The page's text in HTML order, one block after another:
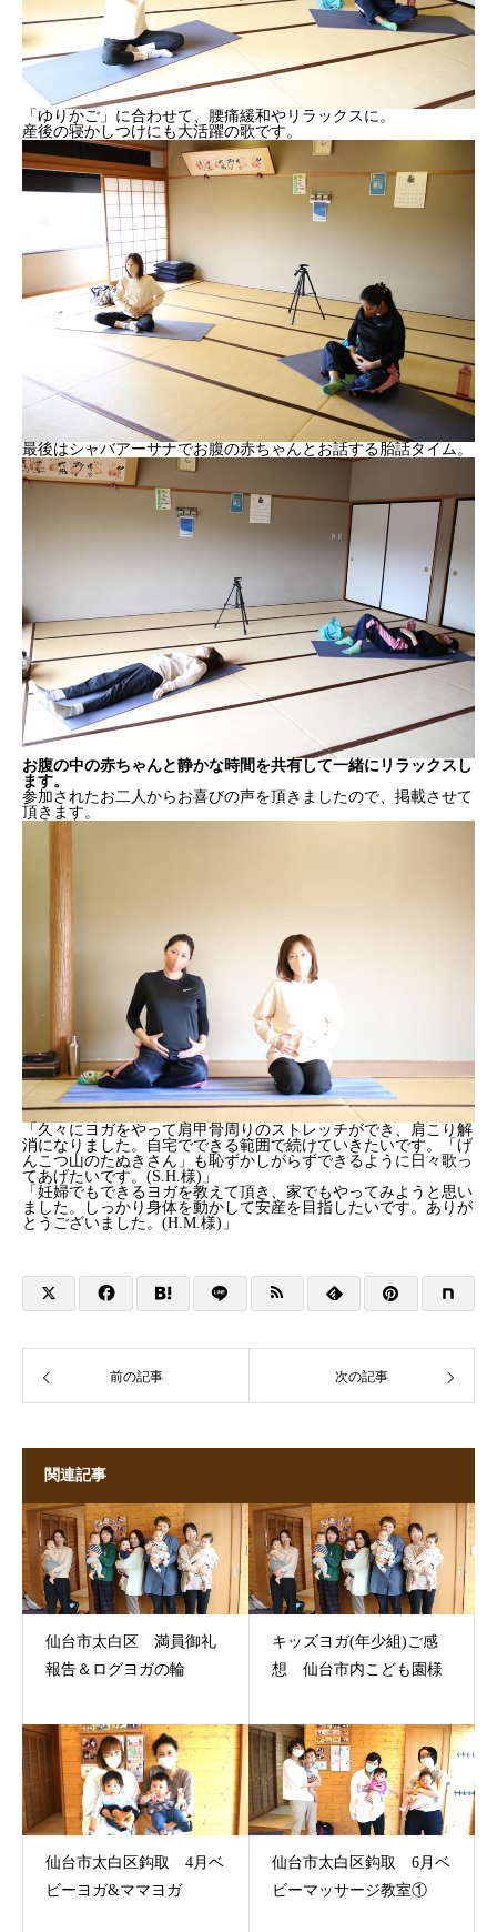
「ゆりかご」に合わせて、腰痛緩和やリラックスに。
産後の寝かしつけにも大活躍の歌です。
最後はシャバアーサナでお腹の赤ちゃんとお話する胎話タイム。
お腹の中の赤ちゃんと静かな時間を共有して一緒にリラックスし
ます。
参加されたお二人からお喜びの声を頂きましたので、掲載させて
頂きます。
「久々にヨガをやって肩甲骨周りのストレッチができ、肩こり解
消になりました。自宅でできる範囲で続けていきたいです。「げ
んこつ山のたぬきさん」も恥ずかしがらずできるように日々歌っ
てあげたいです。(S.H.様)」
「妊婦でもできるヨガを教えて頂き、家でもやってみようと思い
ました。しっかり身体を動かして安産を目指したいです。ありが
とうございました。(H.M.様)」
前の記事 次の記事
関連記事
仙台市太白区 満員御礼
報告＆ログヨガの輪
キッズヨガ(年少組)ご感
想 仙台市内こども園様
仙台市太白区鈎取 4月ベ
ビーヨガ&ママヨガ
仙台市太白区鈎取 6月ベ
ビーマッサージ教室①